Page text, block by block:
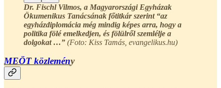
Dr. Fischl Vilmos, a Magyarországi Egyházak
Ökumenikus Tanácsának főtitkár szerint “az
egyházdiplomácia még mindig képes arra, hogy a
politika fölé emelkedjen, és fölülről szemlélje a
dolgokat …” (Foto: Kiss Tamás, evangelikus.hu)
MEÖT közlemény